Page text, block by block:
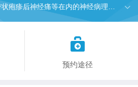
疱疹后神经痛等在内的神经病理性
关节疼痛等诊疗及微创手术与治疗；以
的诊疗。

预约途径